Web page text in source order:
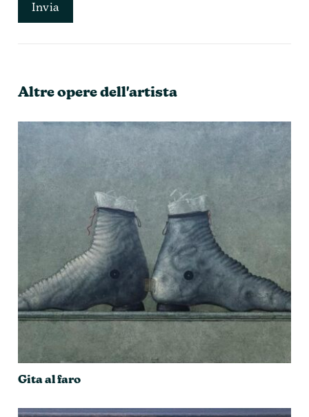
Altre opere dell'artista
Gita al faro